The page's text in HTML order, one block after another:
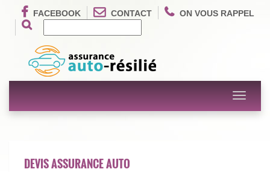
FACEBOOK CONTACT ON VOUS RAPPEL
Toggle
DEVIS ASSURANCE AUTO